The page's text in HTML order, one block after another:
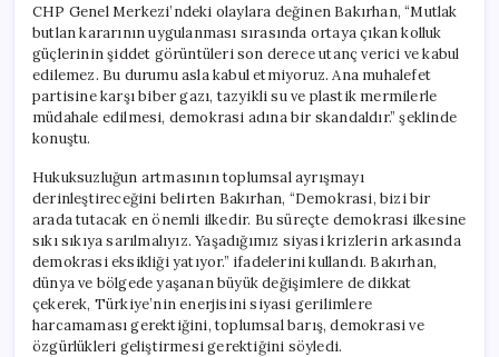
CHP Genel Merkezi’ndeki olaylara değinen Bakırhan, “Mutlak
butlan kararının uygulanması sırasında ortaya çıkan kolluk
güçlerinin şiddet görüntüleri son derece utanç verici ve kabul
edilemez. Bu durumu asla kabul etmiyoruz. Ana muhalefet
partisine karşı biber gazı, tazyikli su ve plastik mermilerle
müdahale edilmesi, demokrasi adına bir skandaldır.” şeklinde
konuştu.
Hukuksuzluğun artmasının toplumsal ayrışmayı
derinleştireceğini belirten Bakırhan, “Demokrasi, bizi bir
arada tutacak en önemli ilkedir. Bu süreçte demokrasi ilkesine
sıkı sıkıya sarılmalıyız. Yaşadığımız siyasi krizlerin arkasında
demokrasi eksikliği yatıyor.” ifadelerini kullandı. Bakırhan,
dünya ve bölgede yaşanan büyük değişimlere de dikkat
çekerek, Türkiye’nin enerjisini siyasi gerilimlere
harcamaması gerektiğini, toplumsal barış, demokrasi ve
özgürlükleri geliştirmesi gerektiğini söyledi.